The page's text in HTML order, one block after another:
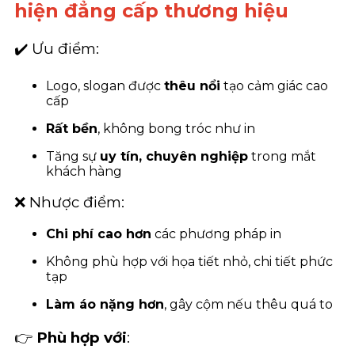
hiện đẳng cấp thương hiệu
✔️ Ưu điểm:
Logo, slogan được thêu nổi tạo cảm giác cao
cấp
Rất bền, không bong tróc như in
Tăng sự uy tín, chuyên nghiệp trong mắt
khách hàng
❌ Nhược điểm:
Chi phí cao hơn các phương pháp in
Không phù hợp với họa tiết nhỏ, chi tiết phức
tạp
Làm áo nặng hơn, gây cộm nếu thêu quá to
👉 Phù hợp với: